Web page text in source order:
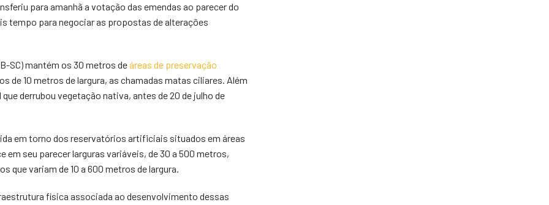
para amanhã a votação das emendas ao parecer do
tempo para negociar as propostas de alterações
SC) mantém os 30 metros deáreas de preservação
de 10 metros de largura, as chamadas matas ciliares. Além
derrubou vegetação nativa, antes de 20 de julho de
em torno dos reservatórios artificiais situados em áreas
seu parecer larguras variáveis, de 30 a 500 metros,
que variam de 10 a 600 metros de largura.
física associada ao desenvolvimento dessas